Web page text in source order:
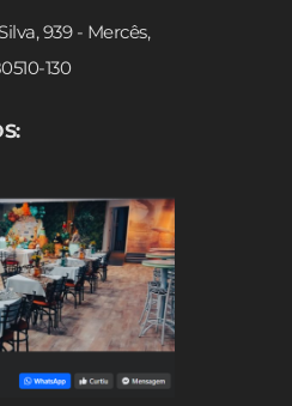
939 - Mercês,
130